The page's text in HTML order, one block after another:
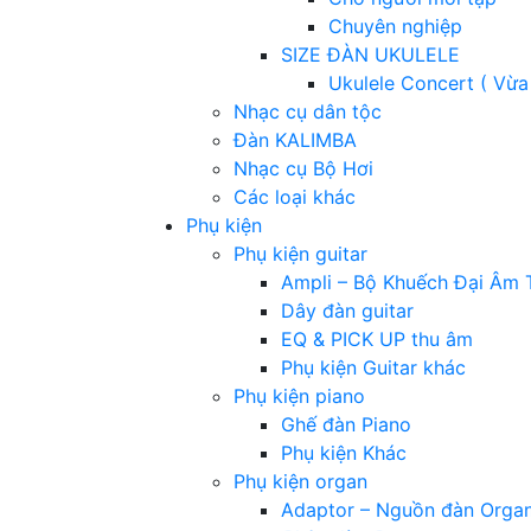
Chuyên nghiệp
SIZE ĐÀN UKULELE
Ukulele Concert ( Vừa
Nhạc cụ dân tộc
Đàn KALIMBA
Nhạc cụ Bộ Hơi
Các loại khác
Phụ kiện
Phụ kiện guitar
Ampli – Bộ Khuếch Đại Âm
Dây đàn guitar
EQ & PICK UP thu âm
Phụ kiện Guitar khác
Phụ kiện piano
Ghế đàn Piano
Phụ kiện Khác
Phụ kiện organ
Adaptor – Nguồn đàn